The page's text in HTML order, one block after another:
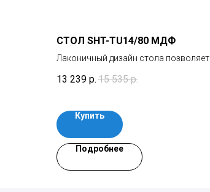
СТОЛ SHT-TU14/80 МДФ
Лаконичный дизайн cтола позволяет
бара, ресторана, офиса,
ожидания или домашних интерьеров.
13 239 р. 15 535 р.
Купить
Подробнее